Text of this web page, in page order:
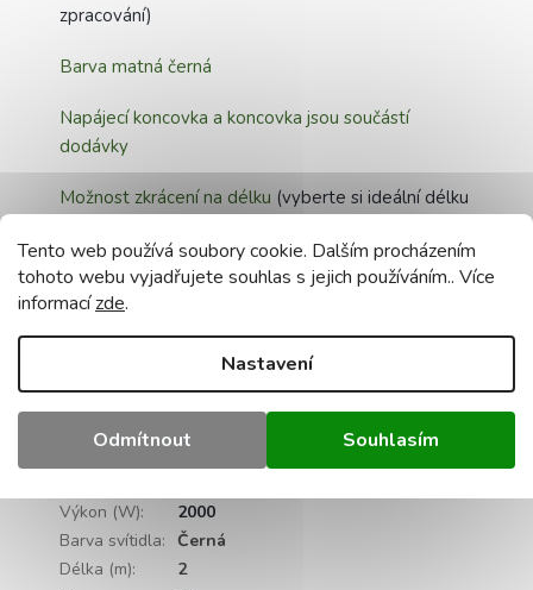
Tento web používá soubory cookie. Dalším procházením
tohoto webu vyjadřujete souhlas s jejich používáním.. Více
informacízde.
Nastavení
Odmítnout Souhlasím
zpracování)
Barva matná černá
Napájecí koncovka a koncovka jsou součástí
dodávky
Možnost zkrácení na délku (vyberte si ideální délku
Snadná montáž(všechny potřebné součásti jsou
součástí dodávky)
Doplňkové parametry
Kategorie:
Směrová - spoty
Výkon (W):
2000
Barva svítidla: Černá
Délka (m):
2